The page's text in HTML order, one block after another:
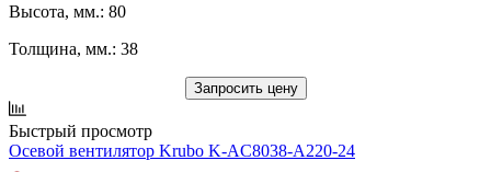
Высота, мм.: 80
Толщина, мм.: 38
Запросить цену
Быстрый просмотр
Осевой вентилятор Krubo K-AC8038-A220-24